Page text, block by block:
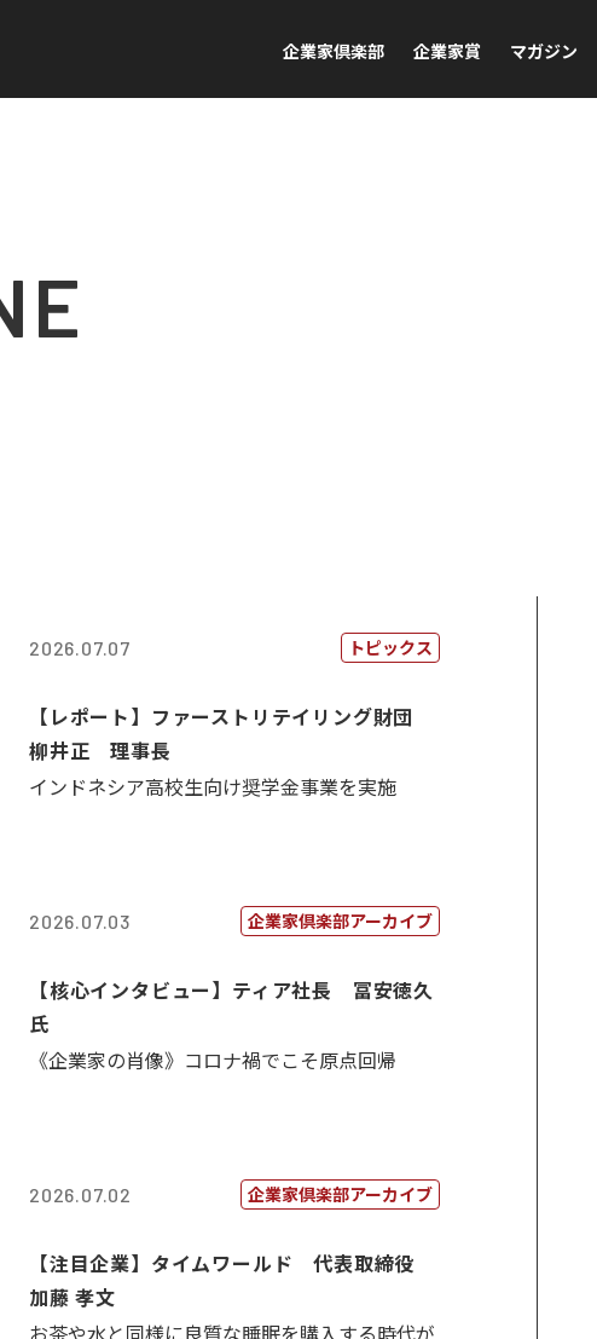
企業家倶楽部 企業家賞 マガジン
2026.07.07 トピックス
【レポート】ファーストリテイリング財団
柳井正 理事長
インドネシア高校生向け奨学金事業を実施
2026.07.03 企業家倶楽部アーカイブ
【核心インタビュー】ティア社長 冨安徳久
氏
《企業家の肖像》コロナ禍でこそ原点回帰
2026.07.02 企業家倶楽部アーカイブ
【注目企業】タイムワールド 代表取締役
加藤 孝文
お茶や水と同様に良質な睡眠を購入する時代が